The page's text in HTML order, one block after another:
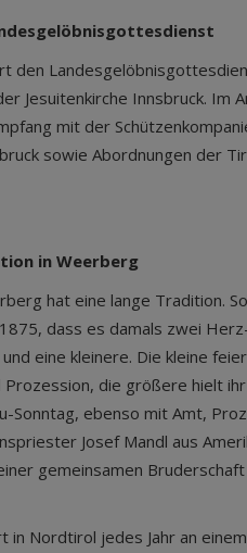
den
Jesuitenkirche Innsbruck. Im
mit der
sowie Abordnungen der
in Weerberg
hat eine lange Tradition.
dass es damals zwei
eine kleinere. Die kleine
die größere hielt
Sonntag, ebenso mit Amt,
Josef Mandl aus
gemeinsamen
Nordtirol jedes Jahr an